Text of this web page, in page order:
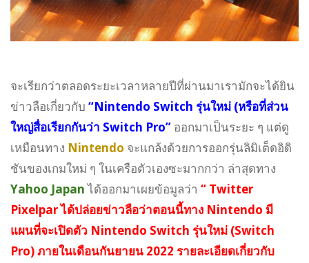
จะเรียกว่าตลอดระยะเวลาหลายปีที่ผ่านมาเรามักจะได้ยิน
ข่าวลือเกี่ยวกับ “Nintendo Switch รุ่นใหม่ (หรือที่ส่วน
ใหญ่สื่อเรียกกันว่า Switch Pro” ออกมาเป็นระยะ ๆ แต่ดู
เหมือนทาง Nintendo จะแกล้งด้วยการออกรุ่นลิมิเต็ดอิดิ
ชันของเกมใหม่ ๆ ในเครือตัวเองซะมากกว่า ล่าสุดทาง
Yahoo Japanได้ออกมาเผยข้อมูลว่า “ Twitter
Pixelpar ได้ปล่อยข่าวลือว่าตอนนี้ทาง Nintendo มี
แผนที่จะเปิดตัว Nintendo Switch รุ่นใหม่ (Switch
Pro) ภายในเดือนกันยายน 2022 รายละเอียดเกี่ยวกับ